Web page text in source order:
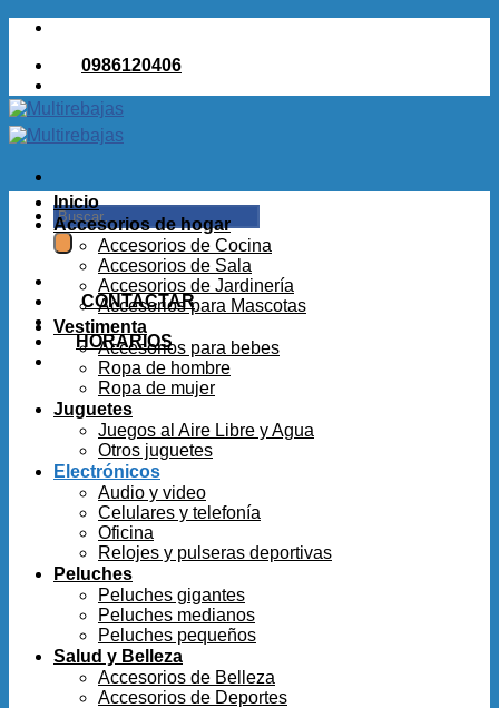
Saltar
contenido0986120406
Buscar
por:
CONTACTAR
HORARIOS
Inicio
Accesorios de hogar
Accesorios de Cocina
Accesorios de Sala
Accesorios de Jardinería
Accesorios para Mascotas
Vestimenta
Accesorios para bebes
Ropa de hombre
Ropa de mujer
Juguetes
Juegos al Aire Libre y Agua
Otros juguetes
Electrónicos
Audio y video
Celulares y telefonía
Oficina
Relojes y pulseras deportivas
Peluches
Peluches gigantes
Peluches medianos
Peluches pequeños
Salud y Belleza
Accesorios de Belleza
Accesorios de Deportes